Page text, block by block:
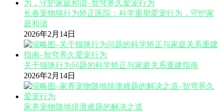
长春宠物猫行为矫正医院：科学重塑爱宠行为，守护家
庭和谐
2026年2月14日
关于猫咪行为问题的科学矫正与家庭关系重建指南
2026年2月14日
家养宠物随地排泄难题的解决之道